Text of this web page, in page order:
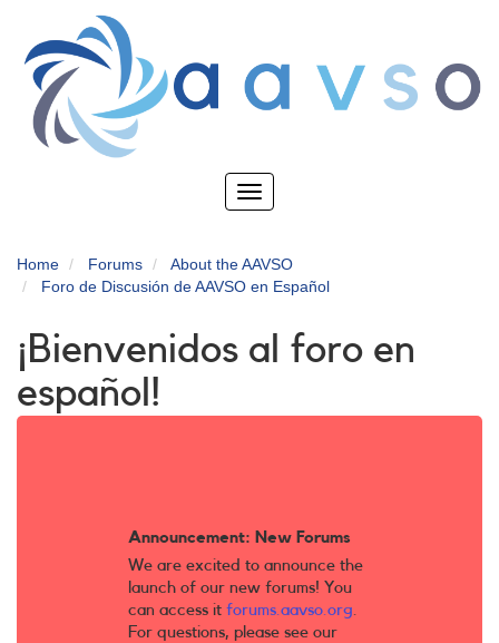
main
content
Toggle
Home Forums
About the AAVSO
Foro de Discusión de AAVSO en Español
¡Bienvenidos al foro en
español!
Announcement: New Forums
We are excited to announce the
launch of our new forums! You
can access it forums.aavso.org.
For questions, please see our